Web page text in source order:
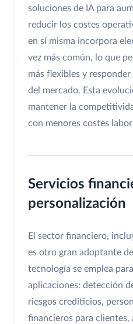
soluciones de IA para
reducir los costes
en sí misma incorpora
vez más común, lo que
más flexibles y
del mercado. Esta
mantener la
con menores costes
Servicios
personalización
El sector financiero,
es otro gran adoptante
tecnología se emplea
aplicaciones: detección
riesgos crediticios,
financieros para clientes,